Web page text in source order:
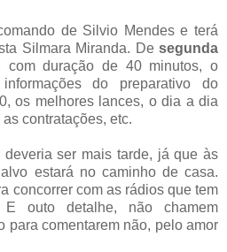
de Silvio Mendes e terá
Silmara Miranda. De segunda
com duração de 40 minutos, o
do preparativo do
os melhores lances, o dia a dia
contratações, etc.
ser mais tarde, já que às
estará no caminho de casa.
concorrer com as rádios que tem
E outo detalhe, não chamem
para comentarem não, pelo amor